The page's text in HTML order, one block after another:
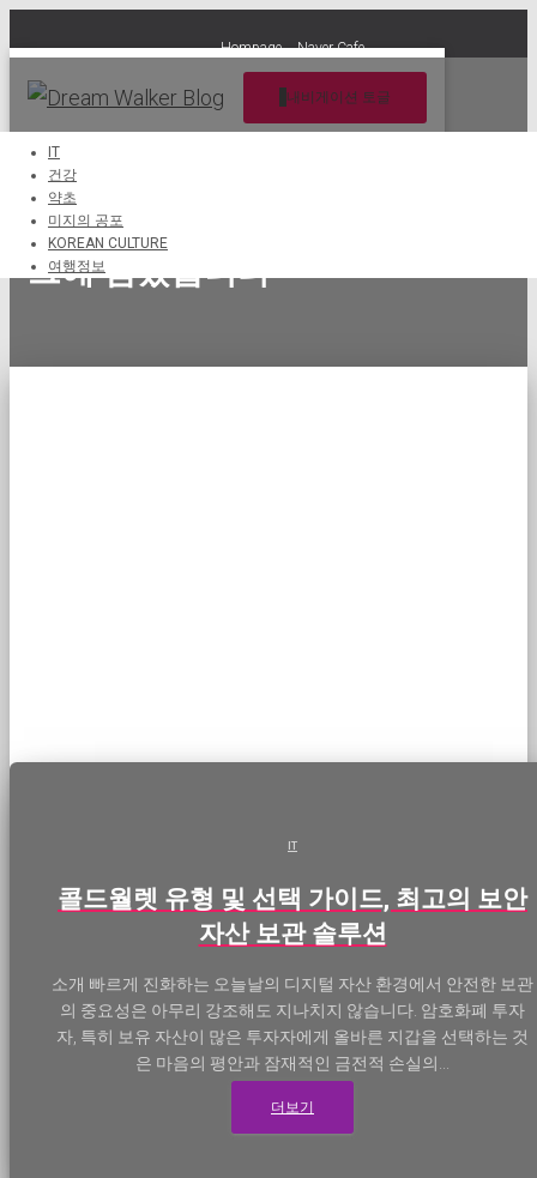
Hompage Naver Cafe
내비게이션 토글
IT
건강
약초
미지의 공포
KOREAN CULTURE
여행정보
Peter Kim의 소소한 일상을 블로
그에 담았습니다
IT
콜드월렛 유형 및 선택 가이드, 최고의 보안
자산 보관 솔루션
소개 빠르게 진화하는 오늘날의 디지털 자산 환경에서 안전한 보관
의 중요성은 아무리 강조해도 지나치지 않습니다. 암호화폐 투자
자, 특히 보유 자산이 많은 투자자에게 올바른 지갑을 선택하는 것
은 마음의 평안과 잠재적인 금전적 손실의...
더보기